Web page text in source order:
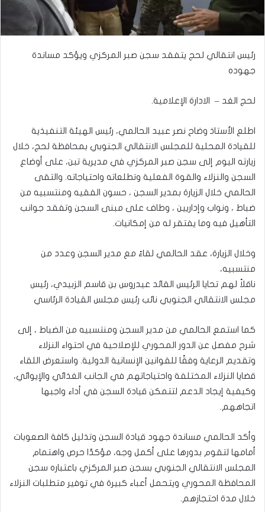
رئيس انتقالي لحج يتفقد سجن صبر المركزي ويؤكد مساندة
جهوده
لحج الغد – الادارة الإعلامية.
اطلع الأستاذ وضاح نصر عبيد الحالمي، رئيس الهيئة التنفيذية
للقيادة المحلية للمجلس الانتقالي الجنوبي بمحافظة لحج، خلال
زيارته اليوم إلى سجن صبر المركزي في مديرية تبن، على أوضاع
السجن والنزلاء والقوة الفعلية وتطلعاته واحتياجاته. والتقى
الحالمي خلال الزيارة بمدير السجن ، حسون الفقيه ومنتسبيه من
ضباط ، ونواب وإداريين ، وطاف على مبنى السجن وتفقد جوانب
التأهيل فيه وما يفتقر له من إمكانيات.
وخلال الزيارة، عقد الحالمي لقاءً مع مدير السجن وعدد من
منتسبيه،
ناقلاً لهم تحايا الرئيس القائد عيدروس بن قاسم الزبيدي، رئيس
مجلس الانتقالي الجنوبي نائب رئيس مجلس القيادة الرئاسي
كما استمع الحالمي من مدير السجن ومنتسبيه من الضباط ، إلى
شرح مفصل عن الدور المحوري للإصلاحية في احتواء النزلاء
وتقديم الرعاية وفقًا للقوانين الإنسانية الدولية. واستعرض اللقاء
قضايا النزلاء المختلفة واحتياجاتهم في الجانب الغذائي والإيوائي،
وكيفية إيجاد الدعم لتتمكن قيادة السجن في أداء واجبها
اتجاههم.
وأكد الحالمي مساندة جهود قيادة السجن وتذليل كافة الصعوبات
أمامها لتقوم بدورها على أكمل وجه، مؤكدًا حرص واهتمام
المجلس الانتقالي الجنوبي بسجن صبر المركزي باعتباره سجن
المحافظة المحوري ويتحمل أعباء كبيرة في توفير متطلبات النزلاء
خلال مدة احتجازهم.